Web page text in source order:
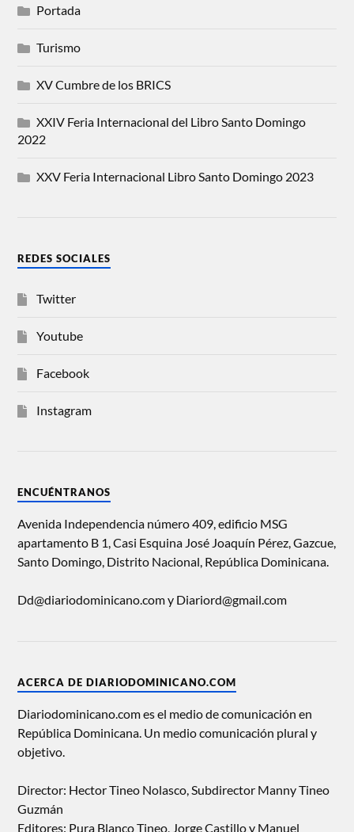
Portada
Turismo
XV Cumbre de los BRICS
XXIV Feria Internacional del Libro Santo Domingo
2022
XXV Feria Internacional Libro Santo Domingo 2023
REDES SOCIALES
Twitter
Youtube
Facebook
Instagram
ENCUÉNTRANOS
Avenida Independencia número 409, edificio MSG
apartamento B 1, Casi Esquina José Joaquín Pérez, Gazcue,
Santo Domingo, Distrito Nacional, República Dominicana.
Dd@diariodominicano.com y Diariord@gmail.com
ACERCA DE DIARIODOMINICANO.COM
Diariodominicano.com es el medio de comunicación en
República Dominicana. Un medio comunicación plural y
objetivo.
Director: Hector Tineo Nolasco, Subdirector Manny Tineo
Guzmán
Editores: Pura Blanco Tineo, Jorge Castillo y Manuel